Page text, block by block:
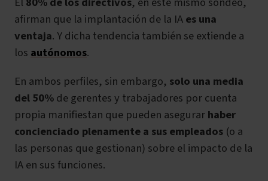
afirman que la implantación de la IAes una
ventaja. Y dicha tendencia también se extiende a
los autónomos.
En ambos perfiles, sin embargo, solo una media
del 50%de gerentes y trabajadores por cuenta
propia manifiestan que pueden asegurarhaber
concienciado plenamente a sus empleados (o a
las personas que gestionan) sobre el impacto de la
IA en sus funciones.